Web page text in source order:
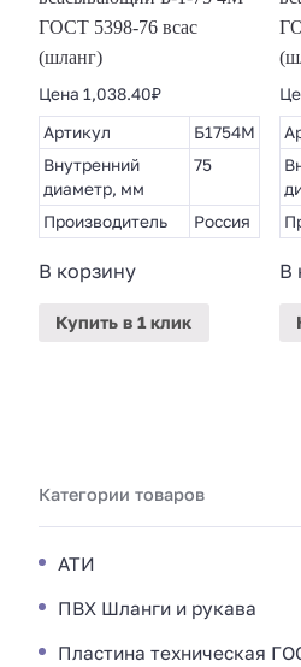
ГОСТ 5398-76 всас
(шланг)
Цена 1,038.40₽
Артикул
Б1754М
Внутренний
диаметр, мм
75
Производитель Россия
В корзину
Купить в 1 клик
В
Категории товаров
АТИ
ПВХ Шланги и рукава
Пластина техническая